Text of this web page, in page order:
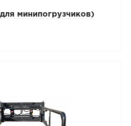
минипогрузчиков)